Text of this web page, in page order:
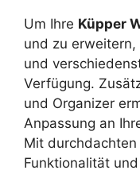
Um Ihre Küpper
und zu
und
Verfügung.
und Organizer
Anpassung an
Mit durchdachten
Funktionalität